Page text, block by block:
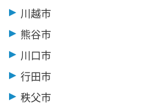
川越市
熊谷市
川口市
行田市
秩父市